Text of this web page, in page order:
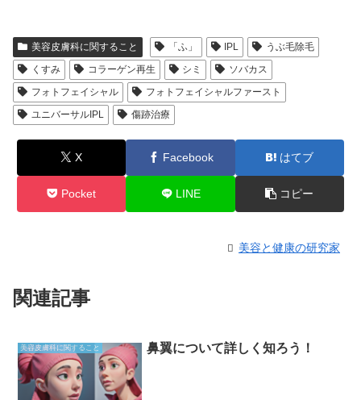
美容皮膚科に関すること 「ふ」 IPL
うぶ毛除毛
くすみ
コラーゲン再生 シミ
ソバカス
フォトフェイシャル
フォトフェイシャルファースト
ユニバーサルIPL
傷跡治療
X Facebook はてブ
Pocket LINE コピー
美容と健康の研究家
関連記事
美容皮膚科に関すること 鼻翼について詳しく知ろう！